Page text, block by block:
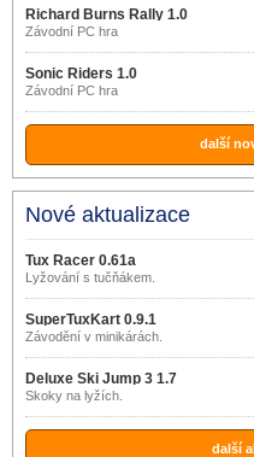
Richard Burns Rally 1.0
Závodní PC hra
Sonic Riders 1.0
Závodní PC hra
další
Nové aktualizace
Tux Racer 0.61a
Lyžování s tučňákem.
SuperTuxKart 0.9.1
Závodění v minikárách.
Deluxe Ski Jump 3 1.7
Skoky na lyžích.
další